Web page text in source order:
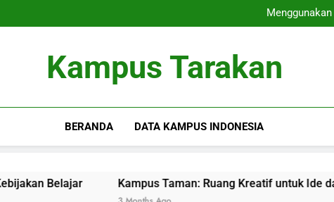
Kampus
Kampus
Kampus Tarakan
BERANDA DATA KAMPUS INDONESIA
Kampus Taman: Ruang Kreatif untuk Ide dan Belajar